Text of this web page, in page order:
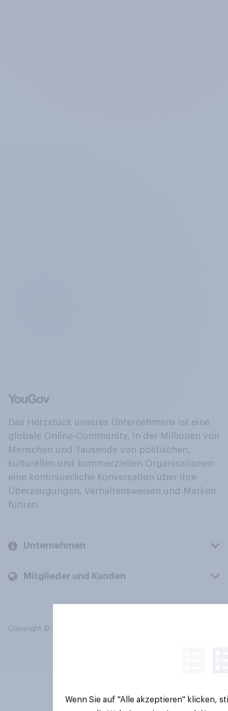
Das Herzstück unseres Unternehmens ist eine
globale Online-Community, in der Millionen von
Menschen und Tausende von politischen,
kulturellen und kommerziellen Organisationen
eine kontinuierliche Konversation über ihre
Überzeugungen, Verhaltensweisen und Marken
führen.
Unternehmen
Mitglieder und Kunden
Copyright © 2026 YouGov PLC. Alle Rechte vorbehalten.
Wenn Sie auf "Alle akzeptieren" klicken,